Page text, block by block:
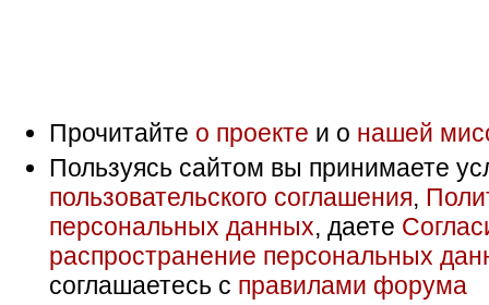
Прочитайте о проекте и о нашей
Пользуясь сайтом вы принимаете
пользовательского соглашения,
персональных данных, даете
распространение персональных
соглашаетесь с правилами форума